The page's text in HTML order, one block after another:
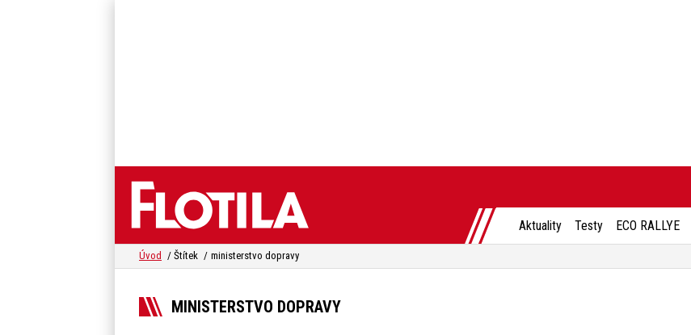
Aktuality Testy ECO RALLYE
Úvod Štítek ministerstvo dopravy
MINISTERSTVO DOPRAVY